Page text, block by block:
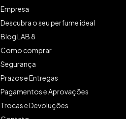
Empresa
Descubra o seu perfume ideal
Blog LAB 8
Como comprar
Segurança
Prazos e Entregas
Pagamentos e Aprovações
Trocas e Devoluções